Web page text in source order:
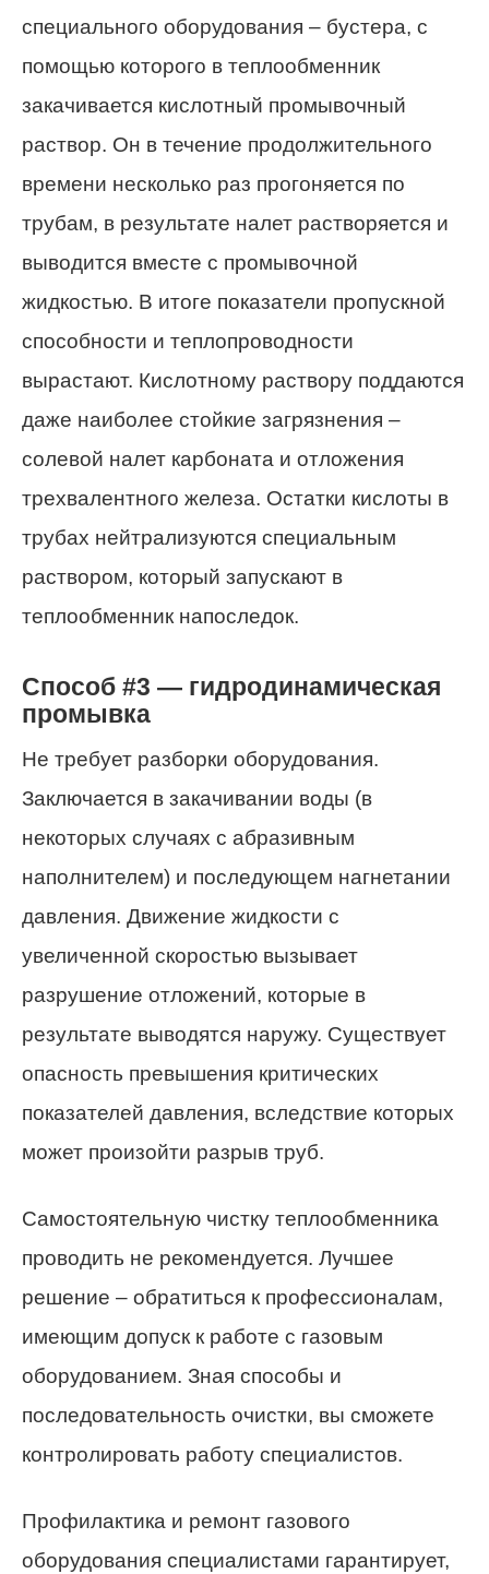
специального оборудования – бустера, с
помощью которого в теплообменник
закачивается кислотный промывочный
раствор. Он в течение продолжительного
времени несколько раз прогоняется по
трубам, в результате налет растворяется и
выводится вместе с промывочной
жидкостью. В итоге показатели пропускной
способности и теплопроводности
вырастают. Кислотному раствору поддаются
даже наиболее стойкие загрязнения –
солевой налет карбоната и отложения
трехвалентного железа. Остатки кислоты в
трубах нейтрализуются специальным
раствором, который запускают в
теплообменник напоследок.
Способ #3 — гидродинамическая
промывка
Не требует разборки оборудования.
Заключается в закачивании воды (в
некоторых случаях с абразивным
наполнителем) и последующем нагнетании
давления. Движение жидкости с
увеличенной скоростью вызывает
разрушение отложений, которые в
результате выводятся наружу. Существует
опасность превышения критических
показателей давления, вследствие которых
может произойти разрыв труб.
Самостоятельную чистку теплообменника
проводить не рекомендуется. Лучшее
решение – обратиться к профессионалам,
имеющим допуск к работе с газовым
оборудованием. Зная способы и
последовательность очистки, вы сможете
контролировать работу специалистов.
Профилактика и ремонт газового
оборудования специалистами гарантирует,